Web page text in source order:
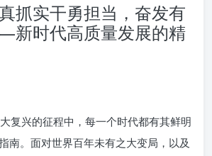
抓实干勇担当，奋发有
新时代高质量发展的精
复兴的征程中，每一个时代都有其鲜明
南。面对世界百年未有之大变局，以及